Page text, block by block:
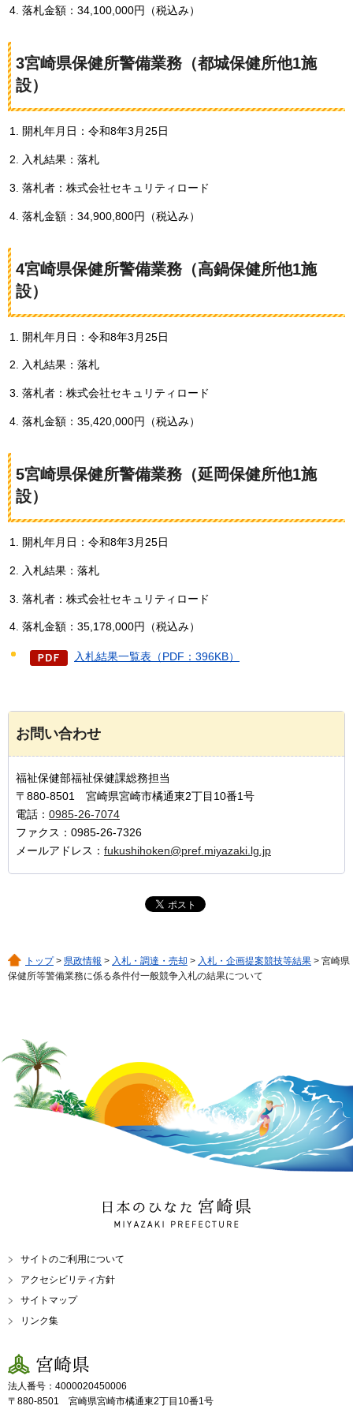
落札金額：34,100,000円（税込み）
3宮崎県保健所警備業務（都城保健所他1施
設）
開札年月日：令和8年3月25日
入札結果：落札
落札者：株式会社セキュリティロード
落札金額：34,900,800円（税込み）
4宮崎県保健所警備業務（高鍋保健所他1施
設）
開札年月日：令和8年3月25日
入札結果：落札
落札者：株式会社セキュリティロード
落札金額：35,420,000円（税込み）
5宮崎県保健所警備業務（延岡保健所他1施
設）
開札年月日：令和8年3月25日
入札結果：落札
落札者：株式会社セキュリティロード
落札金額：35,178,000円（税込み）
入札結果一覧表（PDF：396KB）
お問い合わせ
福祉保健部福祉保健課総務担当
〒880-8501 宮崎県宮崎市橘通東2丁目10番1号
電話： 0985-26-7074
ファクス：0985-26-7326
メールアドレス： fukushihoken@pref.miyazaki.lg.jp
トップ> 県政情報 > 入札・調達・売却 > 入札・企画提案競技等結果 > 宮崎県
保健所等警備業務に係る条件付一般競争入札の結果について
日本のひなた 宮崎県
MIYAZAKI PREFECTURE
サイトのご利用について
アクセシビリティ方針
サイトマップ
リンク集
宮崎県
法人番号：4000020450006
〒880-8501 宮崎県宮崎市橘通東2丁目10番1号